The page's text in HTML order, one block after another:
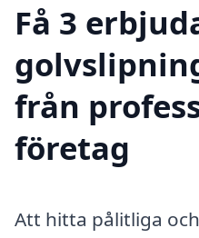
Få 3
från
företag
Att hitta pålitliga